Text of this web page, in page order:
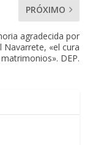
PRÓXIMO
agradecida por
Navarrete, «el cura
DEP.